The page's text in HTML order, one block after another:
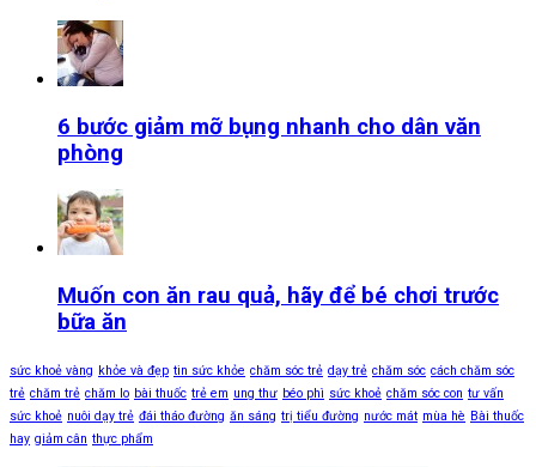
6 bước giảm mỡ bụng nhanh cho dân văn
phòng
Muốn con ăn rau quả, hãy để bé chơi trước
bữa ăn
sức khoẻ vàng khỏe và đẹp tin sức khỏe chăm sóc trẻ dạy trẻ chăm sóc cách chăm sóc
trẻ chăm trẻ chăm lo bài thuốc trẻ em ung thư béo phì sức khoẻ chăm sóc con tư vấn
sức khoẻ nuôi dạy trẻ đái tháo đường ăn sáng trị tiểu đường nước mát mùa hè Bài thuốc
hay giảm cân thực phẩm